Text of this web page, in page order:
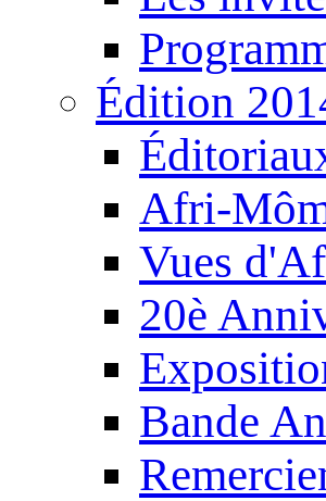
Édition
Afri-
Vues
20è
Bande